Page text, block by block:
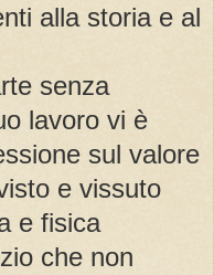
alla storia e al
senza
lavoro vi è
sul valore
e vissuto
e fisica
che non